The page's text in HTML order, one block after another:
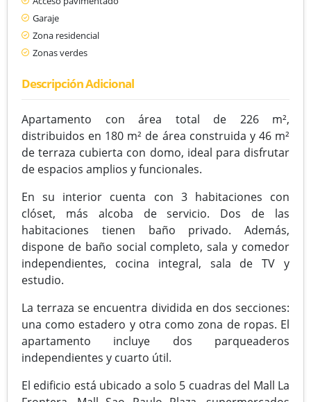
Garaje
Zona residencial
Zonas verdes
Descripción Adicional
Apartamento con área total de 226 m²,
distribuidos en 180 m² de área construida y 46 m²
de terraza cubierta con domo, ideal para disfrutar
de espacios amplios y funcionales.
En su interior cuenta con 3 habitaciones con
clóset, más alcoba de servicio. Dos de las
habitaciones tienen baño privado. Además,
dispone de baño social completo, sala y comedor
independientes, cocina integral, sala de TV y
estudio.
La terraza se encuentra dividida en dos secciones:
una como estadero y otra como zona de ropas. El
apartamento incluye dos parqueaderos
independientes y cuarto útil.
El edificio está ubicado a solo 5 cuadras del Mall La